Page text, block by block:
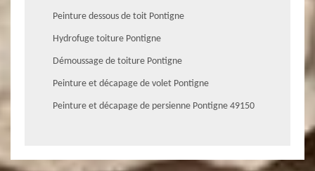
Peinture dessous de toit Pontigne
Hydrofuge toiture Pontigne
Démoussage de toiture Pontigne
Peinture et décapage de volet Pontigne
Peinture et décapage de persienne Pontigne 49150